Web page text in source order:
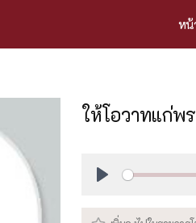
หน้
ให้โอวาทแก่พ